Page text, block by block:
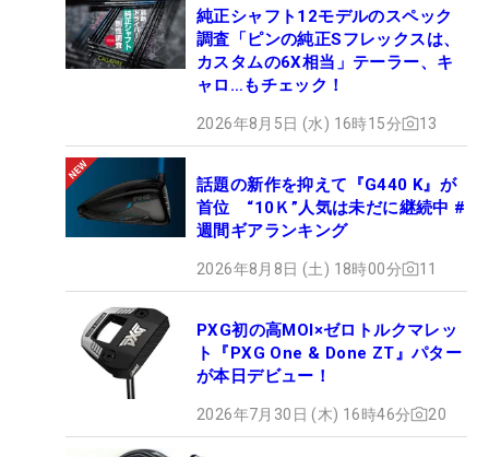
純正シャフト12モデルのスペック
調査「ピンの純正Sフレックスは、
カスタムの6X相当」テーラー、キ
ャロ…もチェック！
2026年8月5日 (水) 16時15分 13
話題の新作を抑えて『G440 K』が
首位 “10Ｋ”人気は未だに継続中 #
週間ギアランキング
2026年8月8日 (土) 18時00分 11
PXG初の高MOI×ゼロトルクマレッ
ト『PXG One & Done ZT』パター
が本日デビュー！
2026年7月30日 (木) 16時46分 20